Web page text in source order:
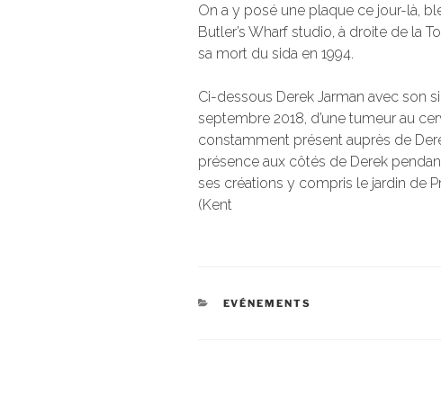
On a y posé une plaque ce jour-là,
Butler’s Wharf studio, à droite de la
sa mort du sida en 1994.
Ci-dessous Derek Jarman avec son
septembre 2018, d’une tumeur au
constamment présent auprès de
présence aux côtés de Derek
ses créations y compris le jardin de
(Kent
CATÉGORIES
EVÉNEMENTS